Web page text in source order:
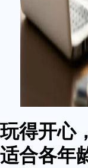
玩得开心
适合各年